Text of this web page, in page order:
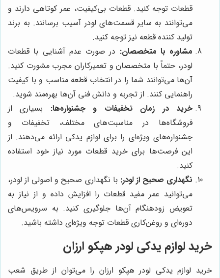
قطعات توجه کنید. قطعات بی‌کیفیت، عمر کوتاهی دارند و
می‌توانند به سایر قسمت‌های لودر آسیب برسانند. به برند
تولید کننده قطعه نیز توجه کنید.
مشاوره با متخصصان: در صورت عدم آشنایی با قطعات
لودر، حتماً با متخصصان و تعمیرکاران مجرب مشورت کنید.
آن‌ها می‌توانند شما را در انتخاب قطعه مناسب و با کیفیت
راهنمایی کنند. از تجربه و دانش فنی آن‌ها بهره‌مند شوید.
خرید در زمان تخفیفات و جشنواره‌ها: بسیاری از
فروشگاه‌ها در مناسبت‌های مختلف، تخفیفات و
جشنواره‌های ویژه‌ای را برای لوازم یدکی ارائه می‌دهند. از
این فرصت‌ها برای خرید قطعات مورد نیاز خود استفاده
کنید.
نگهداری صحیح از لودر: با نگهداری صحیح و اصولی از لودر،
می‌توانید عمر مفید قطعات را افزایش داده و از نیاز به
تعویض زودهنگام آن‌ها جلوگیری کنید. به سرویس‌های
دوره‌ای و روغن‌کاری قطعات توجه ویژه‌ای داشته باشید.
خرید لوازم یدکی لودر هپکو ارزان
خرید لوازم یدکی لودر هپکو ارزان را می‌توان از طریق شعب